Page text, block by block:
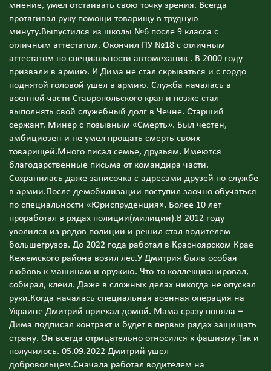
мнение, умел отстаивать свою точку зрения. Всегда
протягивал руку помощи товарищу в трудную
минуту.Выпустился из школы №6 после 9 класса с
отличным аттестатом. Окончил ПУ №18 с отличным
аттестатом по специальности автомеханик . В 2000 году
призвали в армию. И Дима не стал скрываться и с гордо
поднятой головой ушел в армию. Служба началась в
военной части Ставропольского края и позже стал
выполнять свой служебный долг в Чечне. Старший
сержант. Минер с позывным «Смерть». Был честен,
амбициозен и не умел прощать смерть своих
товарищей.Много писал семье, друзьям. Имеются
благодарственные письма от командира части.
Сохранилась даже записочка с адресами друзей по службе
в армии.После демобилизации поступил заочно обучаться
по специальности «Юриспруденция». Более 10 лет
проработал в рядах полиции(милиции).В 2012 году
уволился из рядов полиции и решил стал водителем
большегрузов. До 2022 года работал в Красноярском Крае
Кежемского района возил лес.У Дмитрия была особая
любовь к машинам и оружию. Что-то коллекционировал,
собирал, клеил. Даже в сложных делах никогда не опускал
руки.Когда началась специальная военная операция на
Украине Дмитрий приехал домой. Мама сразу поняла –
Дима подписал контракт и будет в первых рядах защищать
страну. Он всегда отрицательно относился к фашизму.Так и
получилось. 05.09.2022 Дмитрий ушел
добровольцем.Сначала работал водителем на